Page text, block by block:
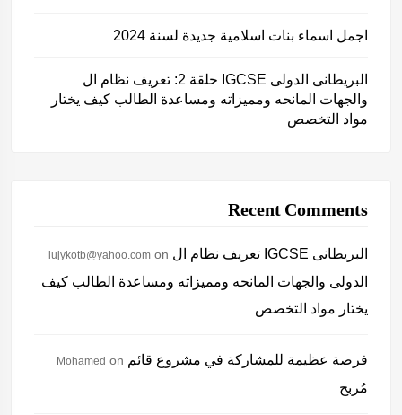
اجمل اسماء بنات اسلامية جديدة لسنة 2024
حلقة 2: تعريف نظام ال IGCSE البريطانى الدولى
والجهات المانحه ومميزاته ومساعدة الطالب كيف يختار
مواد التخصص
Recent Comments
lujykotb@yahoo.com on تعريف نظام ال IGCSE البريطانى
الدولى والجهات المانحه ومميزاته ومساعدة الطالب كيف
يختار مواد التخصص
Mohamed on فرصة عظيمة للمشاركة في مشروع قائم
مُربح